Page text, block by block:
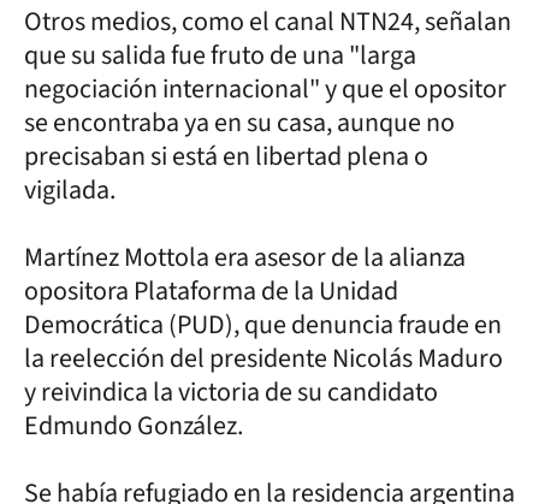
Otros medios, como el canal NTN24, señalan
que su salida fue fruto de una "larga
negociación internacional" y que el opositor
se encontraba ya en su casa, aunque no
precisaban si está en libertad plena o
vigilada.
Martínez Mottola era asesor de la alianza
opositora Plataforma de la Unidad
Democrática (PUD), que denuncia fraude en
la reelección del presidente Nicolás Maduro
y reivindica la victoria de su candidato
Edmundo González.
Se había refugiado en la residencia argentina